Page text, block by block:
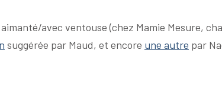
avec ventouse (chez Mamie Mesure,
suggérée par Maud, et encore une autre par